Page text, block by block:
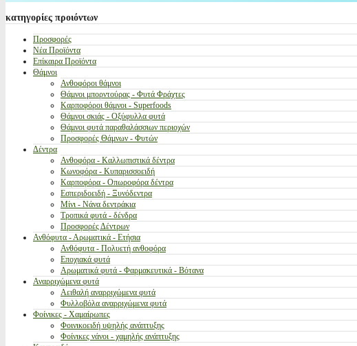
κατηγορίες προιόντων
Προσφορές
Νέα Προϊόντα
Επίκαιρα Προϊόντα
Θάμνοι
Ανθοφόροι θάμνοι
Θάμνοι μπορντούρας - Φυτά Φράχτες
Καρποφόροι θάμνοι - Superfoods
Θάμνοι σκιάς - Οξύφυλλα φυτά
Θάμνοι φυτά παραθαλάσσιων περιοχών
Προσφορές Θάμνων - Φυτών
Δέντρα
Ανθοφόρα - Καλλωπιστικά δέντρα
Κωνοφόρα - Κυπαρισσοειδή
Καρποφόρα - Οπωροφόρα δέντρα
Εσπεριδοειδή - Ξυνόδεντρα
Μίνι - Νάνα δεντράκια
Τροπικά φυτά - δένδρα
Προσφορές Δέντρων
Ανθόφυτα - Αρωματικά - Ετήσια
Ανθόφυτα - Πολυετή ανθοφόρα
Εποχιακά φυτά
Αρωματικά φυτά - Φαρμακευτικά - Βότανα
Αναρριχώμενα φυτά
Αειθαλή αναρριχώμενα φυτά
Φυλλοβόλα αναρριχώμενα φυτά
Φοίνικες - Χαμαίρωπες
Φοινικοειδή υψηλής ανάπτυξης
Φοίνικες νάνοι - χαμηλής ανάπτυξης